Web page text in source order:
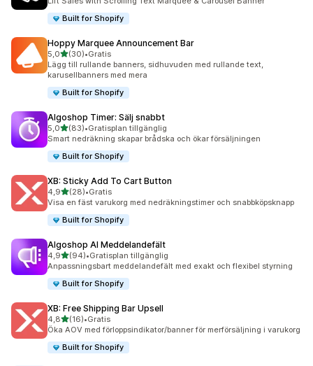
Built for Shopify
Hoppy Marquee Announcement Bar
5,0av 5 stjärnor
(30)
30 recensioner totalt
•Gratis
Lägg till rullande banners, sidhuvuden med rullande text,
karusellbanners med mera
Built for Shopify
Algoshop Timer: Sälj snabbt
5,0av 5 stjärnor
(83)
83 recensioner totalt
•Gratisplan tillgänglig
Smart nedräkning skapar brådska och ökar försäljningen
Built for Shopify
XB: Sticky Add To Cart Button
4,9av 5 stjärnor
(28)
28 recensioner totalt
•Gratis
Visa en fäst varukorg med nedräkningstimer och snabbköpsknapp
Built for Shopify
Algoshop AI Meddelandefält
4,9av 5 stjärnor
(94)
94 recensioner totalt
•Gratisplan tillgänglig
Anpassningsbart meddelandefält med exakt och flexibel styrning
Built for Shopify
XB: Free Shipping Bar Upsell
4,8av 5 stjärnor
(16)
16 recensioner totalt
•Gratis
Öka AOV med förloppsindikator/banner för merförsäljning i varukorg
Built for Shopify